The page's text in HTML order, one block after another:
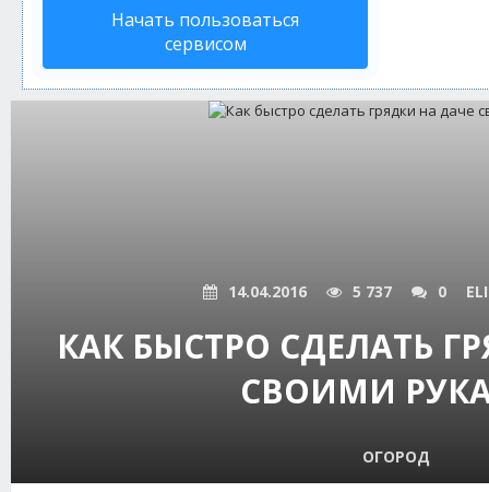
Начать пользоваться
сервисом
14.04.2016 5 737 0
КАК БЫСТРО СДЕЛАТЬ
СВОИМИ
ОГОРОД